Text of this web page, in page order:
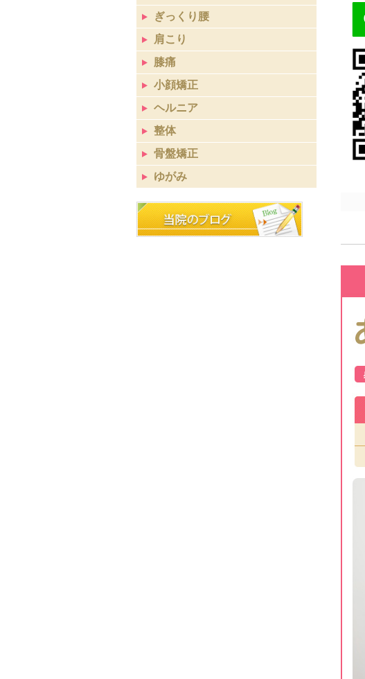
ぎっくり腰
肩こり
膝痛
小顔矯正
ヘルニア
整体
骨盤矯正
ゆがみ